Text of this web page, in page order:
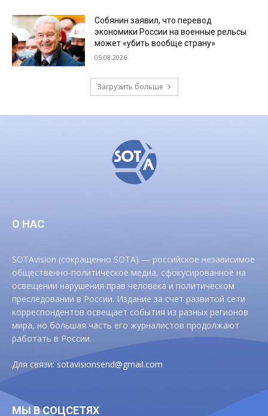
Собянин заявил, что перевод
экономики России на военные рельсы
может «убить вообще страну»
05.08.2026
Загрузить больше
О НАС
SOTAvision (сокращенно SOTA) — российское независимое
общественно-политическое медиа, сфокусированное на
освещении нарушения прав человека и политическом
преследовании в России. Издание за счет развитой сети
корреспондентов освещает события из разных регионов
мира, но большая часть его журналистов продолжают
работать в России.
Для связи:sotavisionsend@gmail.com
МЫ В СОЦСЕТЯХ